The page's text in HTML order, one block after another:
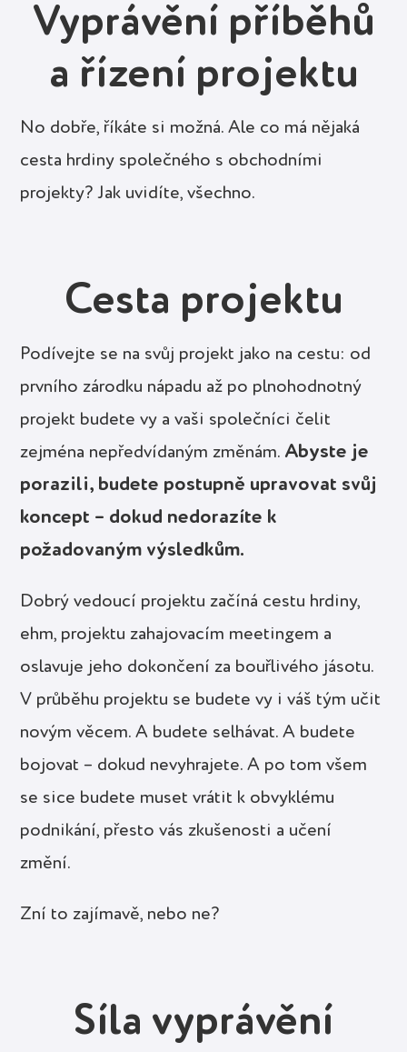
Vyprávění příběhů
a řízení projektu
No dobře, říkáte si možná. Ale co má nějaká
cesta hrdiny společného s obchodními
projekty? Jak uvidíte, všechno.
Cesta projektu
Podívejte se na svůj projekt jako na cestu: od
prvního zárodku nápadu až po plnohodnotný
projekt budete vy a vaši společníci čelit
zejména nepředvídaným změnám. Abyste je
porazili, budete postupně upravovat svůj
koncept – dokud nedorazíte k
požadovaným výsledkům.
Dobrý vedoucí projektu začíná cestu hrdiny,
ehm, projektu zahajovacím meetingem a
oslavuje jeho dokončení za bouřlivého jásotu.
V průběhu projektu se budete vy i váš tým učit
novým věcem. A budete selhávat. A budete
bojovat – dokud nevyhrajete. A po tom všem
se sice budete muset vrátit k obvyklému
podnikání, přesto vás zkušenosti a učení
změní.
Zní to zajímavě, nebo ne?
Síla vyprávění